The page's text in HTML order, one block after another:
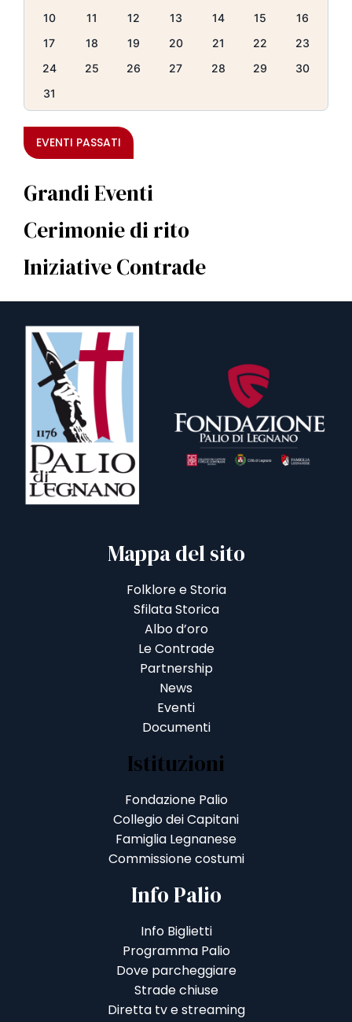
10
11 12 13 14 15
16
17
18 19 20 21 22
23
24
25 26 27 28 29
30
31
EVENTI PASSATI
Grandi Eventi
Cerimonie di rito
Iniziative Contrade
Mappa del sito
Folklore e Storia
Sfilata Storica
Albo d’oro
Le Contrade
Partnership
News
Eventi
Documenti
Istituzioni
Fondazione Palio
Collegio dei Capitani
Famiglia Legnanese
Commissione costumi
Info Palio
Info Biglietti
Programma Palio
Dove parcheggiare
Strade chiuse
Diretta tv e streaming